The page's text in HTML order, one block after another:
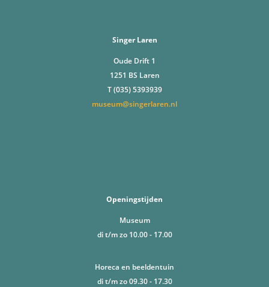
Singer Laren
Oude Drift 1
1251 BS Laren
T (035) 5393939
museum@singerlaren.nl
Openingstijden
Museum
di t/m zo 10.00 - 17.00
Horeca en beeldentuin
di t/m zo 09.30 - 17.30